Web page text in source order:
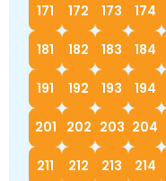
171 172 173 174
181 182 183 184
191 192 193 194
201 202 203 204
211 212 213 214